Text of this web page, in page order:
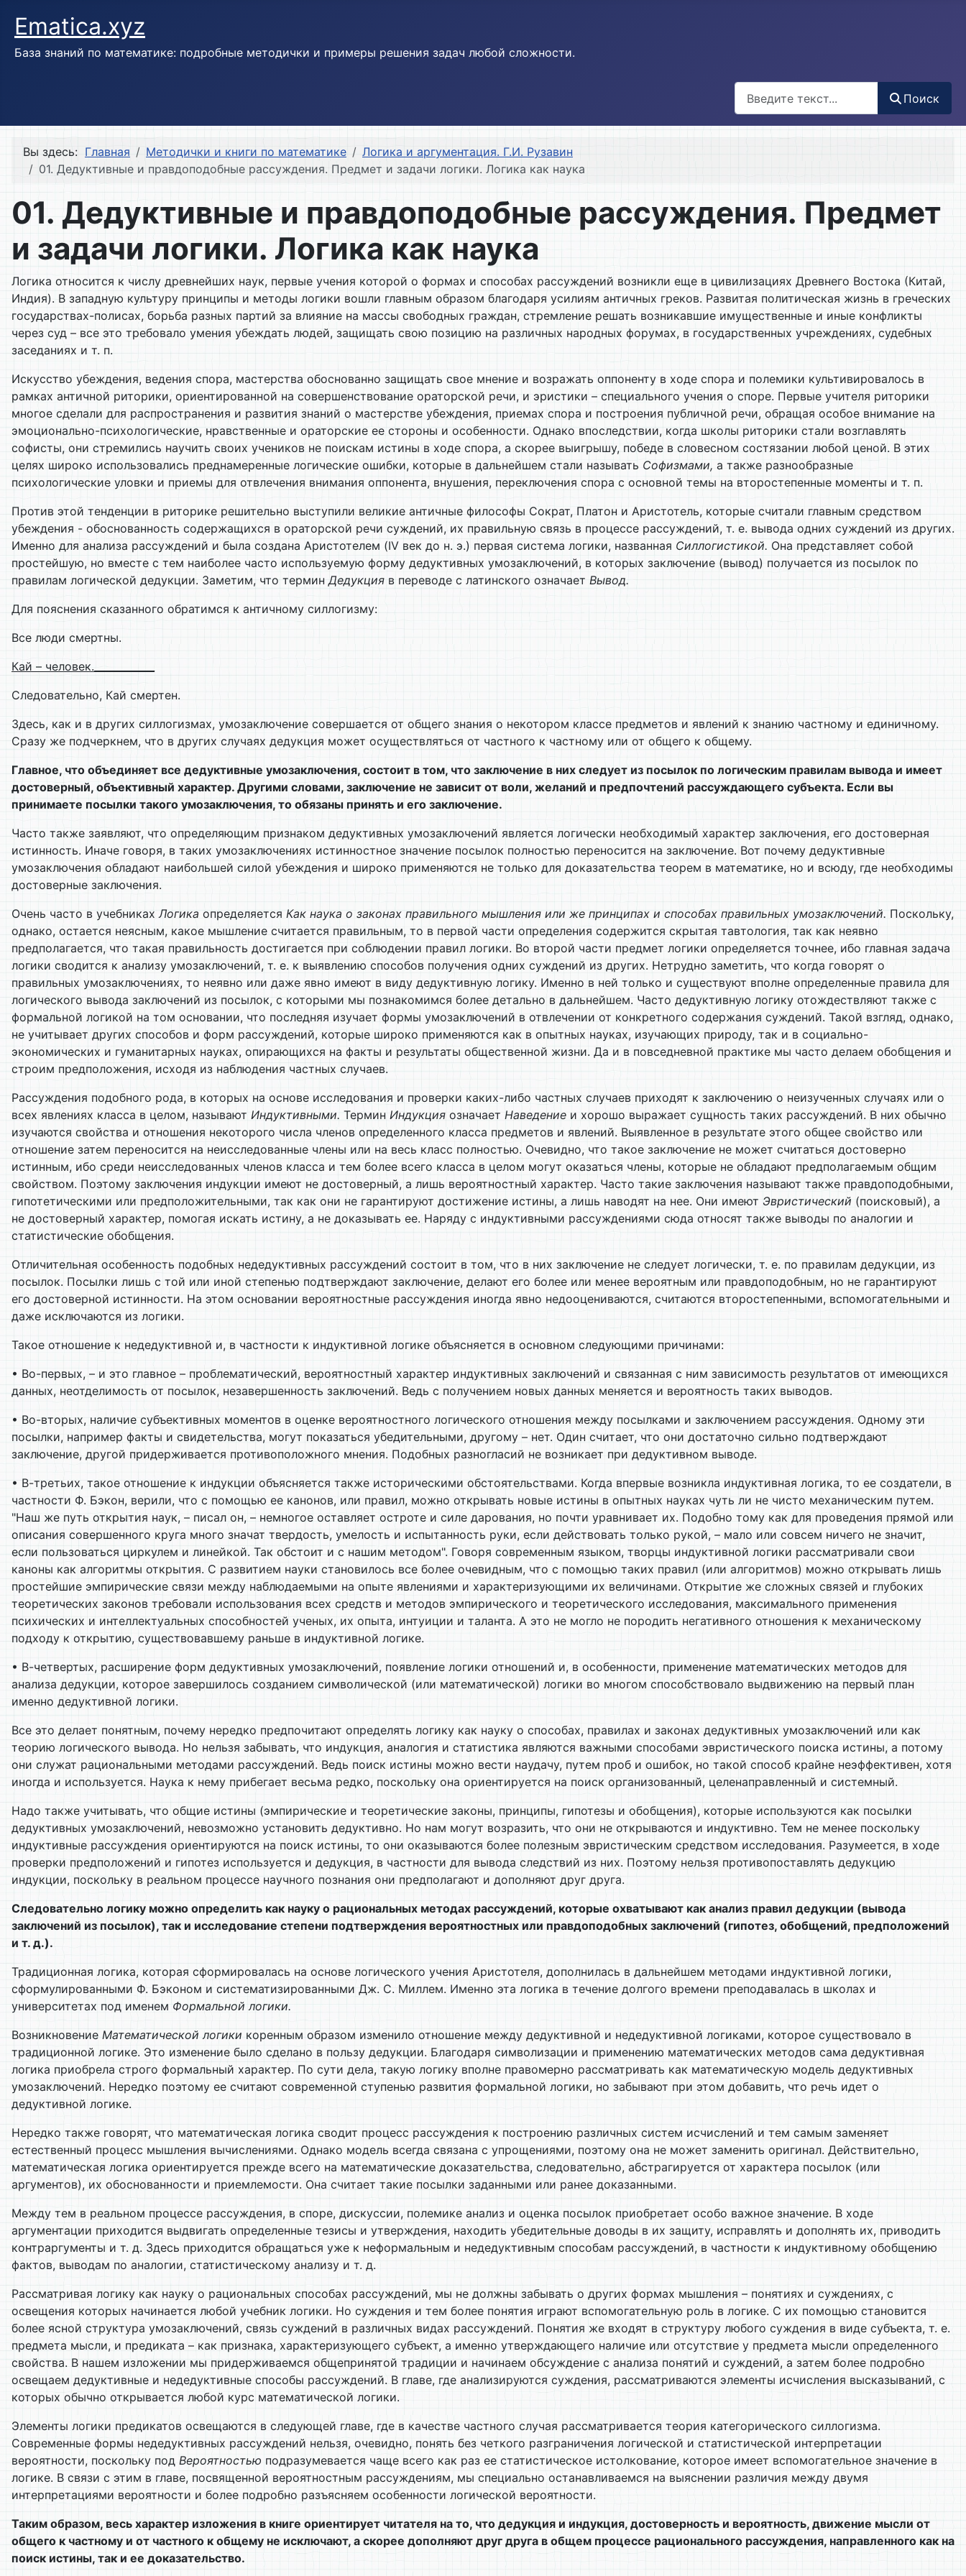
Ematica.xyz
База знаний по математике: подробные методички и примеры решения задач любой сложности.
Поиск
Вы здесь: Главная Методички и книги по математике
Логика и аргументация. Г.И. Рузавин
01. Дедуктивные и правдоподобные рассуждения. Предмет и задачи логики. Логика как наука
01. Дедуктивные и правдоподобные рассуждения. Предмет
и задачи логики. Логика как наука
Логика относится к числу древнейших наук, первые учения которой о формах и способах рассуждений возникли еще в цивилизациях Древнего Востока (Китай,
Индия). В западную культуру принципы и методы логики вошли главным образом благодаря усилиям античных греков. Развитая политическая жизнь в греческих
государствах-полисах, борьба разных партий за влияние на массы свободных граждан, стремление решать возникавшие имущественные и иные конфликты
через суд – все это требовало умения убеждать людей, защищать свою позицию на различных народных форумах, в государственных учреждениях, судебных
заседаниях и т. п.
Искусство убеждения, ведения спора, мастерства обоснованно защищать свое мнение и возражать оппоненту в ходе спора и полемики культивировалось в
рамках античной риторики, ориентированной на совершенствование ораторской речи, и эристики – специального учения о споре. Первые учителя риторики
многое сделали для распространения и развития знаний о мастерстве убеждения, приемах спора и построения публичной речи, обращая особое внимание на
эмоционально-психологические, нравственные и ораторские ее стороны и особенности. Однако впоследствии, когда школы риторики стали возглавлять
софисты, они стремились научить своих учеников не поискам истины в ходе спора, а скорее выигрышу, победе в словесном состязании любой ценой. В этих
целях широко использовались преднамеренные логические ошибки, которые в дальнейшем стали называть Софизмами, а также разнообразные
психологические уловки и приемы для отвлечения внимания оппонента, внушения, переключения спора с основной темы на второстепенные моменты и т. п.
Против этой тенденции в риторике решительно выступили великие античные философы Сократ, Платон и Аристотель, которые считали главным средством
убеждения - обоснованность содержащихся в ораторской речи суждений, их правильную связь в процессе рассуждений, т. е. вывода одних суждений из других.
Именно для анализа рассуждений и была создана Аристотелем (IV век до н. э.) первая система логики, названная Силлогистикой. Она представляет собой
простейшую, но вместе с тем наиболее часто используемую форму дедуктивных умозаключений, в которых заключение (вывод) получается из посылок по
правилам логической дедукции. Заметим, что терминДедукция в переводе с латинского означает Вывод.
Для пояснения сказанного обратимся к античному силлогизму:
Все люди смертны.
Кай – человек.____________
Следовательно, Кай смертен.
Здесь, как и в других силлогизмах, умозаключение совершается от общего знания о некотором классе предметов и явлений к знанию частному и единичному.
Сразу же подчеркнем, что в других случаях дедукция может осуществляться от частного к частному или от общего к общему.
Главное, что объединяет все дедуктивные умозаключения, состоит в том, что заключение в них следует из посылок по логическим правилам вывода и имеет
достоверный, объективный характер. Другими словами, заключение не зависит от воли, желаний и предпочтений рассуждающего субъекта. Если вы
принимаете посылки такого умозаключения, то обязаны принять и его заключение.
Часто также заявляют, что определяющим признаком дедуктивных умозаключений является логически необходимый характер заключения, его достоверная
истинность. Иначе говоря, в таких умозаключениях истинностное значение посылок полностью переносится на заключение. Вот почему дедуктивные
умозаключения обладают наибольшей силой убеждения и широко применяются не только для доказательства теорем в математике, но и всюду, где необходимы
достоверные заключения.
Очень часто в учебникахЛогика определяется Как наука о законах правильного мышления или же принципах и способах правильных умозаключений. Поскольку,
однако, остается неясным, какое мышление считается правильным, то в первой части определения содержится скрытая тавтология, так как неявно
предполагается, что такая правильность достигается при соблюдении правил логики. Во второй части предмет логики определяется точнее, ибо главная задача
логики сводится к анализу умозаключений, т. е. к выявлению способов получения одних суждений из других. Нетрудно заметить, что когда говорят о
правильных умозаключениях, то неявно или даже явно имеют в виду дедуктивную логику. Именно в ней только и существуют вполне определенные правила для
логического вывода заключений из посылок, с которыми мы познакомимся более детально в дальнейшем. Часто дедуктивную логику отождествляют также с
формальной логикой на том основании, что последняя изучает формы умозаключений в отвлечении от конкретного содержания суждений. Такой взгляд, однако,
не учитывает других способов и форм рассуждений, которые широко применяются как в опытных науках, изучающих природу, так и в социально-
экономических и гуманитарных науках, опирающихся на факты и результаты общественной жизни. Да и в повседневной практике мы часто делаем обобщения и
строим предположения, исходя из наблюдения частных случаев.
Рассуждения подобного рода, в которых на основе исследования и проверки каких-либо частных случаев приходят к заключению о неизученных случаях или о
всех явлениях класса в целом, называют Индуктивными. Термин Индукция означает Наведение и хорошо выражает сущность таких рассуждений. В них обычно
изучаются свойства и отношения некоторого числа членов определенного класса предметов и явлений. Выявленное в результате этого общее свойство или
отношение затем переносится на неисследованные члены или на весь класс полностью. Очевидно, что такое заключение не может считаться достоверно
истинным, ибо среди неисследованных членов класса и тем более всего класса в целом могут оказаться члены, которые не обладают предполагаемым общим
свойством. Поэтому заключения индукции имеют не достоверный, а лишь вероятностный характер. Часто такие заключения называют также правдоподобными,
гипотетическими или предположительными, так как они не гарантируют достижение истины, а лишь наводят на нее. Они имеют Эвристический (поисковый), а
не достоверный характер, помогая искать истину, а не доказывать ее. Наряду с индуктивными рассуждениями сюда относят также выводы по аналогии и
статистические обобщения.
Отличительная особенность подобных недедуктивных рассуждений состоит в том, что в них заключение не следует логически, т. е. по правилам дедукции, из
посылок. Посылки лишь с той или иной степенью подтверждают заключение, делают его более или менее вероятным или правдоподобным, но не гарантируют
его достоверной истинности. На этом основании вероятностные рассуждения иногда явно недооцениваются, считаются второстепенными, вспомогательными и
даже исключаются из логики.
Такое отношение к недедуктивной и, в частности к индуктивной логике объясняется в основном следующими причинами:
• Во-первых, – и это главное – проблематический, вероятностный характер индуктивных заключений и связанная с ним зависимость результатов от имеющихся
данных, неотделимость от посылок, незавершенность заключений. Ведь с получением новых данных меняется и вероятность таких выводов.
• Во-вторых, наличие субъективных моментов в оценке вероятностного логического отношения между посылками и заключением рассуждения. Одному эти
посылки, например факты и свидетельства, могут показаться убедительными, другому – нет. Один считает, что они достаточно сильно подтверждают
заключение, другой придерживается противоположного мнения. Подобных разногласий не возникает при дедуктивном выводе.
• В-третьих, такое отношение к индукции объясняется также историческими обстоятельствами. Когда впервые возникла индуктивная логика, то ее создатели, в
частности Ф. Бэкон, верили, что с помощью ее канонов, или правил, можно открывать новые истины в опытных науках чуть ли не чисто механическим путем.
"Наш же путь открытия наук, – писал он, – немногое оставляет остроте и силе дарования, но почти уравнивает их. Подобно тому как для проведения прямой или
описания совершенного круга много значат твердость, умелость и испытанность руки, если действовать только рукой, – мало или совсем ничего не значит,
если пользоваться циркулем и линейкой. Так обстоит и с нашим методом". Говоря современным языком, творцы индуктивной логики рассматривали свои
каноны как алгоритмы открытия. С развитием науки становилось все более очевидным, что с помощью таких правил (или алгоритмов) можно открывать лишь
простейшие эмпирические связи между наблюдаемыми на опыте явлениями и характеризующими их величинами. Открытие же сложных связей и глубоких
теоретических законов требовали использования всех средств и методов эмпирического и теоретического исследования, максимального применения
психических и интеллектуальных способностей ученых, их опыта, интуиции и таланта. А это не могло не породить негативного отношения к механическому
подходу к открытию, существовавшему раньше в индуктивной логике.
• В-четвертых, расширение форм дедуктивных умозаключений, появление логики отношений и, в особенности, применение математических методов для
анализа дедукции, которое завершилось созданием символической (или математической) логики во многом способствовало выдвижению на первый план
именно дедуктивной логики.
Все это делает понятным, почему нередко предпочитают определять логику как науку о способах, правилах и законах дедуктивных умозаключений или как
теорию логического вывода. Но нельзя забывать, что индукция, аналогия и статистика являются важными способами эвристического поиска истины, а потому
они служат рациональными методами рассуждений. Ведь поиск истины можно вести наудачу, путем проб и ошибок, но такой способ крайне неэффективен, хотя
иногда и используется. Наука к нему прибегает весьма редко, поскольку она ориентируется на поиск организованный, целенаправленный и системный.
Надо также учитывать, что общие истины (эмпирические и теоретические законы, принципы, гипотезы и обобщения), которые используются как посылки
дедуктивных умозаключений, невозможно установить дедуктивно. Но нам могут возразить, что они не открываются и индуктивно. Тем не менее поскольку
индуктивные рассуждения ориентируются на поиск истины, то они оказываются более полезным эвристическим средством исследования. Разумеется, в ходе
проверки предположений и гипотез используется и дедукция, в частности для вывода следствий из них. Поэтому нельзя противопоставлять дедукцию
индукции, поскольку в реальном процессе научного познания они предполагают и дополняют друг друга.
Следовательно логику можно определить как науку о рациональных методах рассуждений, которые охватывают как анализ правил дедукции (вывода
заключений из посылок), так и исследование степени подтверждения вероятностных или правдоподобных заключений (гипотез, обобщений, предположений
и т. д.).
Традиционная логика, которая сформировалась на основе логического учения Аристотеля, дополнилась в дальнейшем методами индуктивной логики,
сформулированными Ф. Бэконом и систематизированными Дж. С. Миллем. Именно эта логика в течение долгого времени преподавалась в школах и
университетах под именем Формальной логики.
Возникновение Математической логики коренным образом изменило отношение между дедуктивной и недедуктивной логиками, которое существовало в
традиционной логике. Это изменение было сделано в пользу дедукции. Благодаря символизации и применению математических методов сама дедуктивная
логика приобрела строго формальный характер. По сути дела, такую логику вполне правомерно рассматривать как математическую модель дедуктивных
умозаключений. Нередко поэтому ее считают современной ступенью развития формальной логики, но забывают при этом добавить, что речь идет о
дедуктивной логике.
Нередко также говорят, что математическая логика сводит процесс рассуждения к построению различных систем исчислений и тем самым заменяет
естественный процесс мышления вычислениями. Однако модель всегда связана с упрощениями, поэтому она не может заменить оригинал. Действительно,
математическая логика ориентируется прежде всего на математические доказательства, следовательно, абстрагируется от характера посылок (или
аргументов), их обоснованности и приемлемости. Она считает такие посылки заданными или ранее доказанными.
Между тем в реальном процессе рассуждения, в споре, дискуссии, полемике анализ и оценка посылок приобретает особо важное значение. В ходе
аргументации приходится выдвигать определенные тезисы и утверждения, находить убедительные доводы в их защиту, исправлять и дополнять их, приводить
контраргументы и т. д. Здесь приходится обращаться уже к неформальным и недедуктивным способам рассуждений, в частности к индуктивному обобщению
фактов, выводам по аналогии, статистическому анализу и т. д.
Рассматривая логику как науку о рациональных способах рассуждений, мы не должны забывать о других формах мышления – понятиях и суждениях, с
освещения которых начинается любой учебник логики. Но суждения и тем более понятия играют вспомогательную роль в логике. С их помощью становится
более ясной структура умозаключений, связь суждений в различных видах рассуждений. Понятия же входят в структуру любого суждения в виде субъекта, т. е.
предмета мысли, и предиката – как признака, характеризующего субъект, а именно утверждающего наличие или отсутствие у предмета мысли определенного
свойства. В нашем изложении мы придерживаемся общепринятой традиции и начинаем обсуждение с анализа понятий и суждений, а затем более подробно
освещаем дедуктивные и недедуктивные способы рассуждений. В главе, где анализируются суждения, рассматриваются элементы исчисления высказываний, с
которых обычно открывается любой курс математической логики.
Элементы логики предикатов освещаются в следующей главе, где в качестве частного случая рассматривается теория категорического силлогизма.
Современные формы недедуктивных рассуждений нельзя, очевидно, понять без четкого разграничения логической и статистической интерпретации
вероятности, поскольку под Вероятностью подразумевается чаще всего как раз ее статистическое истолкование, которое имеет вспомогательное значение в
логике. В связи с этим в главе, посвященной вероятностным рассуждениям, мы специально останавливаемся на выяснении различия между двумя
интерпретациями вероятности и более подробно разъясняем особенности логической вероятности.
Таким образом, весь характер изложения в книге ориентирует читателя на то, что дедукция и индукция, достоверность и вероятность, движение мысли от
общего к частному и от частного к общему не исключают, а скорее дополняют друг друга в общем процессе рационального рассуждения, направленного как на
поиск истины, так и ее доказательство.